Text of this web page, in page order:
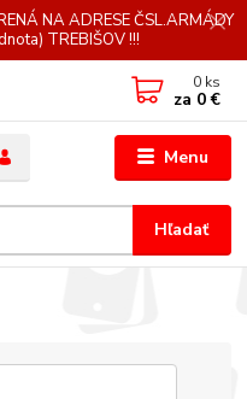
NA ADRESE ČSL.ARMÁDY
TREBIŠOV !!!
Menu
Hľadať
0 ks
za 0 €